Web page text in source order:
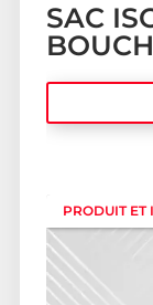
SAC
PRODUIT ET